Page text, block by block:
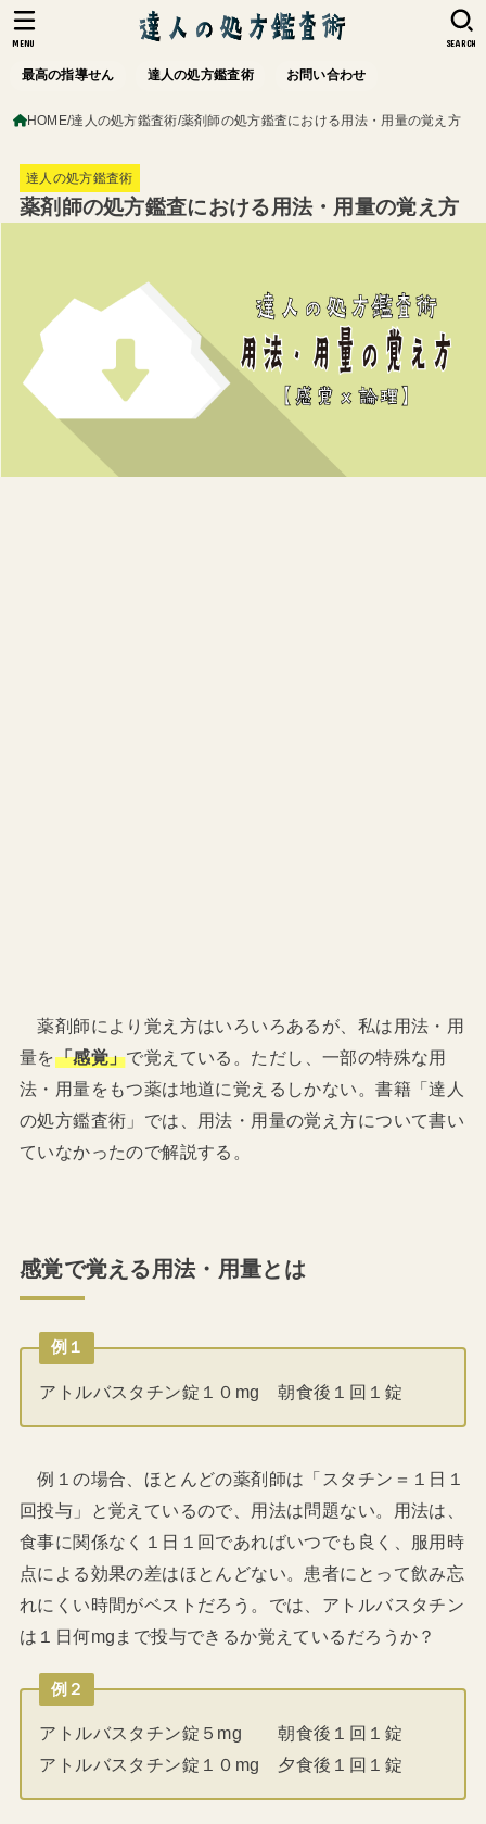
最高の指導せん 達人の処方鑑査術 お問い合わせ
SEARCH
MENU
HOME 達人の処方鑑査術 薬剤師の処方鑑査における用法・用量の覚え方
達人の処方鑑査術
薬剤師の処方鑑査における用法・用量の覚え方
薬剤師により覚え方はいろいろあるが、私は用法・用
量を「感覚」で覚えている。ただし、一部の特殊な用
法・用量をもつ薬は地道に覚えるしかない。書籍「達人
の処方鑑査術」では、用法・用量の覚え方について書い
ていなかったので解説する。
感覚で覚える用法・用量とは
例１
アトルバスタチン錠１０mg 朝食後１回１錠
例１の場合、ほとんどの薬剤師は「スタチン＝１日１
回投与」と覚えているので、用法は問題ない。用法は、
食事に関係なく１日１回であればいつでも良く、服用時
点による効果の差はほとんどない。患者にとって飲み忘
れにくい時間がベストだろう。では、アトルバスタチン
は１日何mgまで投与できるか覚えているだろうか？
例２
アトルバスタチン錠５mg 朝食後１回１錠
アトルバスタチン錠１０mg 夕食後１回１錠